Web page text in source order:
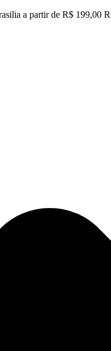
a partir de R$ 199,00